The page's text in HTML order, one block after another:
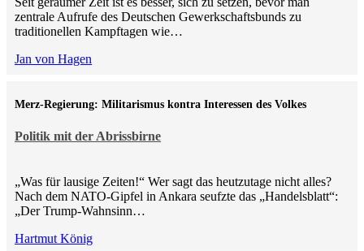
zentrale Aufrufe des Deutschen Gewerkschaftsbunds zu
traditionellen Kampftagen wie…
Jan von Hagen
Politik mit der Abrissbirne
Merz-Regierung: Militarismus kontra Inte­ressen des Volkes
„Was für lausige Zeiten!“ Wer sagt das heutzutage nicht alles?
Nach dem NATO-Gipfel in Ankara seufzte das „Handelsblatt“:
„Der Trump-Wahnsinn…
Hartmut König